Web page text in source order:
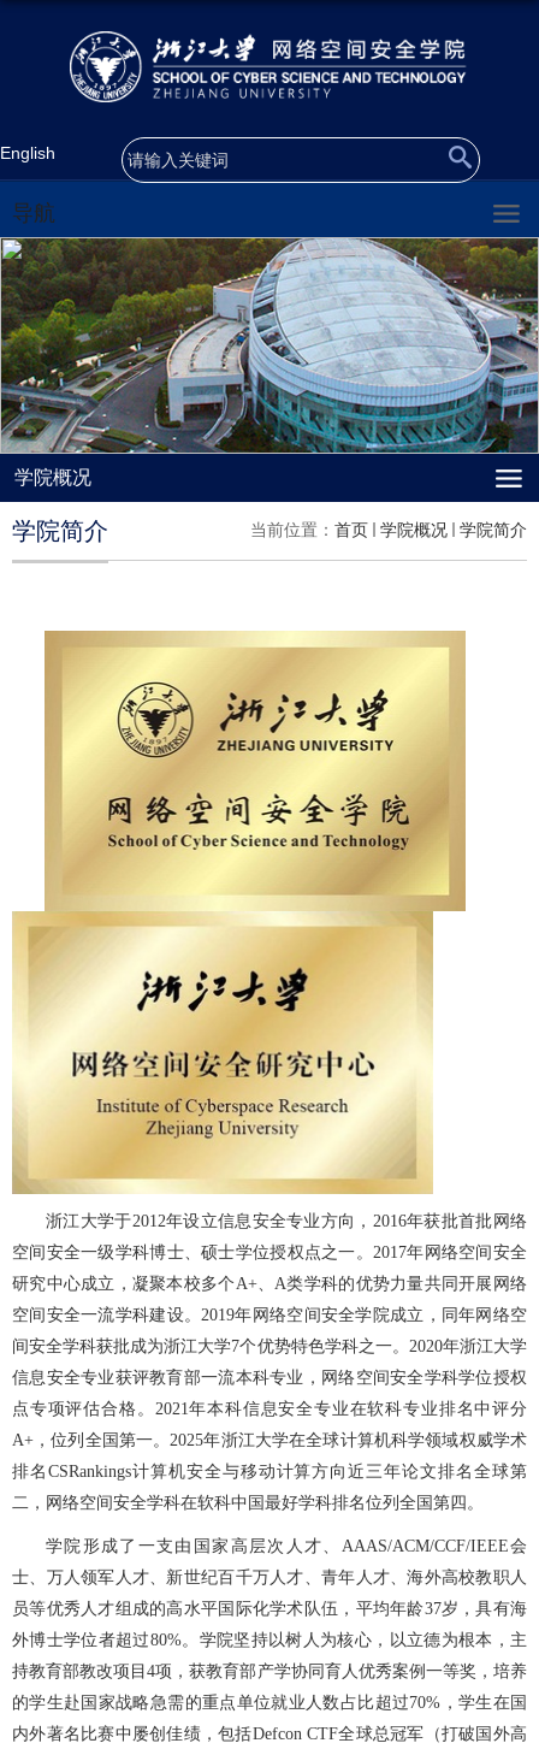
English
导航
学院概况
当前位置： 首页 学院概况 学院简介
学院简介
浙江大学于2012年设立信息安全专业方向，2016年获批首批网络
空间安全一级学科博士、硕士学位授权点之一。2017年网络空间安全
研究中心成立，凝聚本校多个A+、A类学科的优势力量共同开展网络
空间安全一流学科建设。2019年网络空间安全学院成立，同年网络空
间安全学科获批成为浙江大学7个优势特色学科之一。2020年浙江大学
信息安全专业获评教育部一流本科专业，网络空间安全学科学位授权
点专项评估合格。2021年本科信息安全专业在软科专业排名中评分
A+，位列全国第一。2025年浙江大学在全球计算机科学领域权威学术
排名CSRankings计算机安全与移动计算方向近三年论文排名全球第
二，网络空间安全学科在软科中国最好学科排名位列全国第四。
学院形成了一支由国家高层次人才、AAAS/ACM/CCF/IEEE会
士、万人领军人才、新世纪百千万人才、青年人才、海外高校教职人
员等优秀人才组成的高水平国际化学术队伍，平均年龄37岁，具有海
外博士学位者超过80%。学院坚持以树人为核心，以立德为根本，主
持教育部教改项目4项，获教育部产学协同育人优秀案例一等奖，培养
的学生赴国家战略急需的重点单位就业人数占比超过70%，学生在国
内外著名比赛中屡创佳绩，包括Defcon CTF全球总冠军（打破国外高